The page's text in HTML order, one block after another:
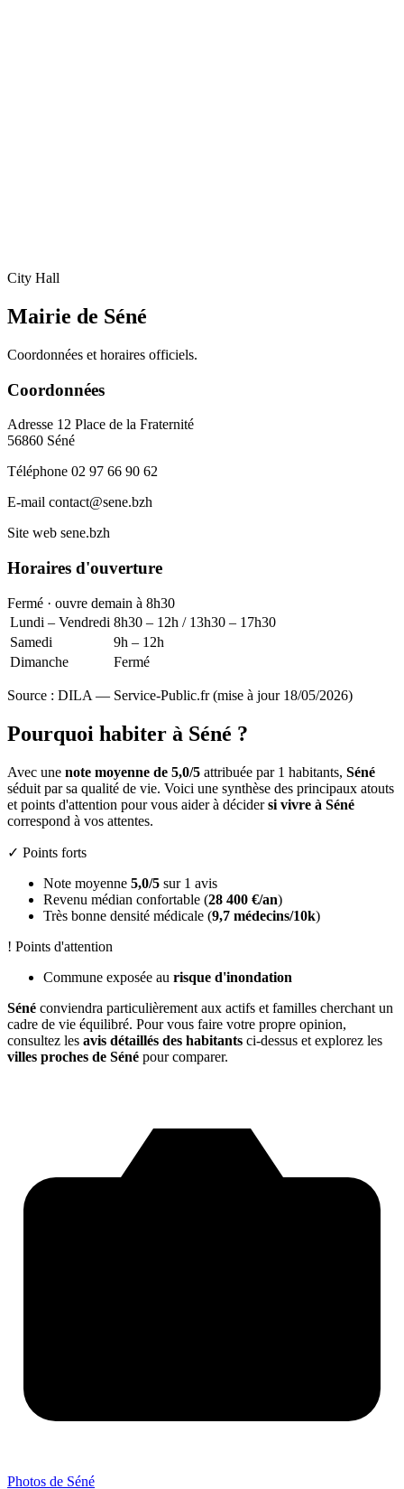
City Hall
Mairie de Séné
Coordonnées et horaires officiels.
Coordonnées
Adresse 12 Place de la Fraternité
56860 Séné
Téléphone 02 97 66 90 62
E-mail contact@sene.bzh
Site web sene.bzh
Horaires d'ouverture
Fermé · ouvre demain à 8h30
Lundi – Vendredi 8h30 – 12h / 13h30 – 17h30
Samedi
9h – 12h
Dimanche
Fermé
Source : DILA — Service-Public.fr (mise à jour 18/05/2026)
Pourquoi habiter à Séné ?
Avec une note moyenne de 5,0/5 attribuée par 1 habitants, Séné
séduit par sa qualité de vie. Voici une synthèse des principaux atouts
et points d'attention pour vous aider à décidersi vivre à Séné
correspond à vos attentes.
✓ Points forts
Note moyenne 5,0/5 sur 1 avis
Revenu médian confortable (28 400 €/an)
Très bonne densité médicale (9,7 médecins/10k)
! Points d'attention
Commune exposée au risque d'inondation
Séné conviendra particulièrement aux actifs et familles cherchant un
cadre de vie équilibré. Pour vous faire votre propre opinion,
consultez les avis détaillés des habitants ci-dessus et explorez les
villes proches de Séné pour comparer.
Photos de Séné